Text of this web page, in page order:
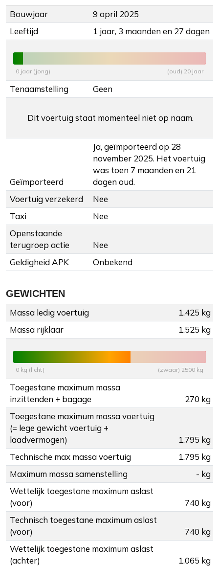
Bouwjaar
9 april 2025
Leeftijd
1 jaar, 3 maanden en 27 dagen
0 jaar (jong) (oud) 20 jaar
Tenaamstelling Geen
Dit voertuig staat momenteel niet op naam.
Geïmporteerd
Ja, geïmporteerd op 28
november 2025. Het voertuig
was toen 7 maanden en 21
dagen oud.
Voertuig verzekerd
Nee
Taxi
Nee
Openstaande
terugroep actie
Nee
Geldigheid APK
Onbekend
GEWICHTEN
Massa ledig voertuig
1.425 kg
Massa rijklaar
1.525 kg
0 kg (licht) (zwaar) 2500 kg
Toegestane maximum massa
inzittenden + bagage
270 kg
Toegestane maximum massa voertuig
(= lege gewicht voertuig +
laadvermogen)
1.795 kg
Technische max massa voertuig
1.795 kg
Maximum massa samenstelling
- kg
Wettelijk toegestane maximum aslast
(voor)
740 kg
Technisch toegestane maximum aslast
(voor)
740 kg
Wettelijk toegestane maximum aslast
(achter)
1.065 kg